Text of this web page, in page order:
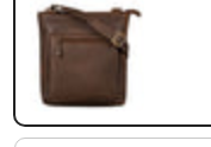
havanna - marrón